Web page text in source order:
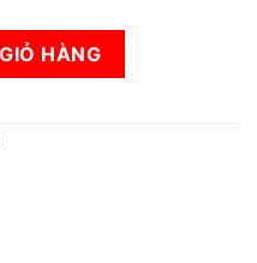
HÀNG